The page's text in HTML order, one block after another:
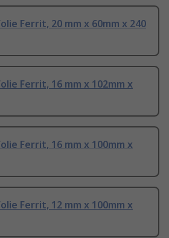
Ferrit, 20 mm x 60mm x 240
Ferrit, 16 mm x 102mm x
Ferrit, 16 mm x 100mm x
Ferrit, 12 mm x 100mm x